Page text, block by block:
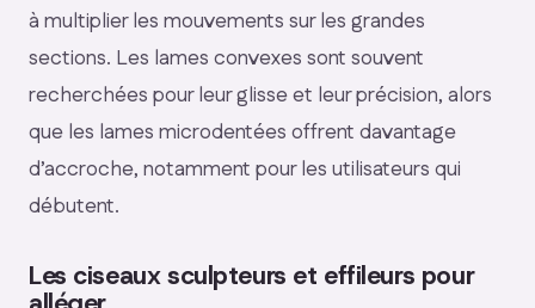
à multiplier les mouvements sur les grandes
sections. Les lames convexes sont souvent
recherchées pour leur glisse et leur précision, alors
que les lames microdentées offrent davantage
d’accroche, notamment pour les utilisateurs qui
débutent.
Les ciseaux sculpteurs et effileurs pour